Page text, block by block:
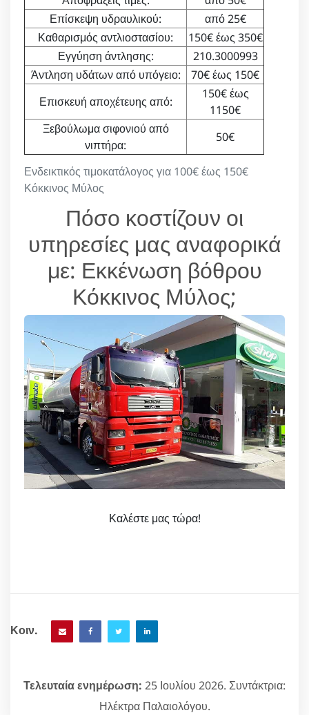
Ενδεικτικός τιμοκατάλογος για 100€ έως 150€
Κόκκινος Μύλος
Επίσκεψη υδραυλικού:
από 25€
Καθαρισμός αντλιοστασίου:
150€ έως 350€
Εγγύηση άντλησης:
210.3000993
Άντληση υδάτων από υπόγειο:
70€ έως 150€
Επισκευή αποχέτευης από:
150€ έως
1150€
Ξεβούλωμα σιφονιού από
νιπτήρα:
50€
Πόσο κοστίζουν οι
υπηρεσίες μας αναφορικά
με: Εκκένωση βόθρου
Κόκκινος Μύλος;
Καλέστε μας τώρα!
Κοιν.
Τελευταία ενημέρωση: 25 Ιουλίου 2026. Συντάκτρια:
Ηλέκτρα Παλαιολόγου.